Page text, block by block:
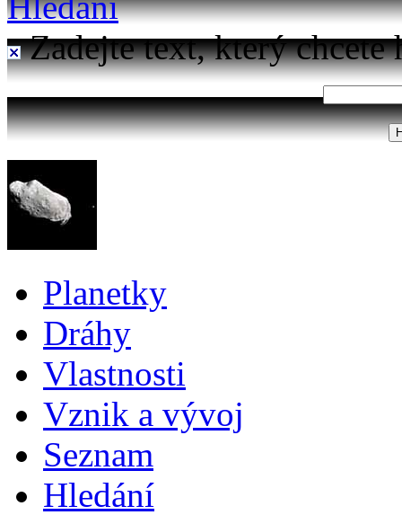
Zadejte text, který chcete
Planetky
Dráhy
Vlastnosti
Vznik a vývoj
Seznam
Hledání